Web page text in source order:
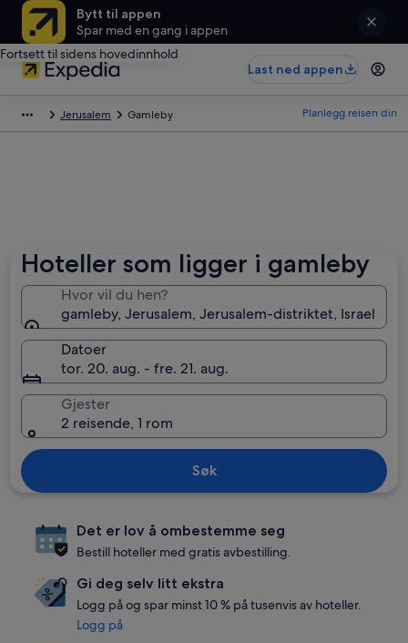
Bytt til appen
Spar med en gang i appen
Fortsett til sidens hovedinnhold
Last ned appen
Jerusalem Gamleby Planlegg reisen din
Hoteller som ligger i gamleby
Hvor vil du hen?
gamleby, Jerusalem, Jerusalem-distriktet, Israel
Datoer
tor. 20. aug. - fre. 21. aug.
Gjester
2 reisende, 1 rom
Søk
Det er lov å ombestemme seg
Bestill hoteller med gratis avbestilling.
Gi deg selv litt ekstra
Logg på og spar minst 10 % på tusenvis av hoteller.
Logg på